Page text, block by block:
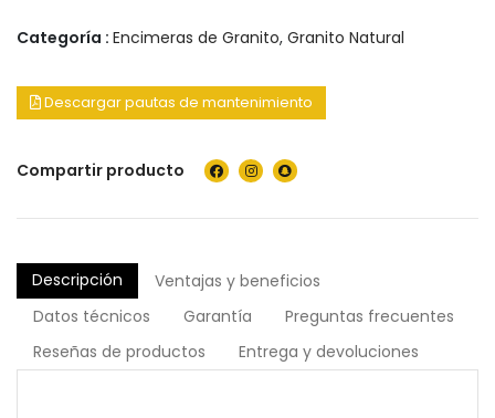
Categoría : Encimeras de Granito, Granito Natural
Descargar pautas de mantenimiento
Compartir producto
Descripción
Ventajas y beneficios
Datos técnicos
Garantía
Preguntas frecuentes
Reseñas de productos
Entrega y devoluciones